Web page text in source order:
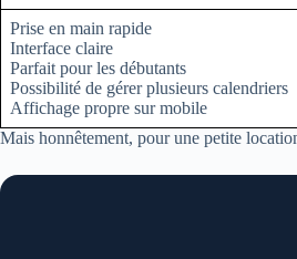
Prise en main rapide
Interface claire
Parfait pour les débutants
Possibilité de gérer plusieurs calendriers
Affichage propre sur mobile
Mais honnêtement, pour une petite